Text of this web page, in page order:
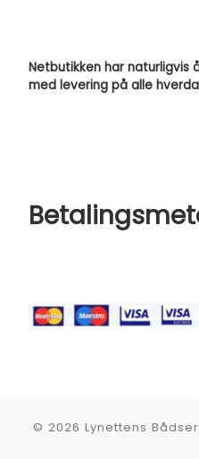
Netbutikken har naturligvis
med levering på alle
© 2026 Lynettens